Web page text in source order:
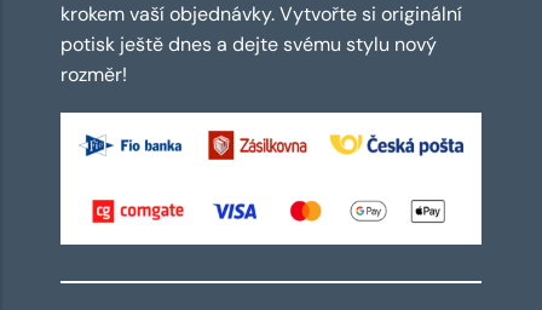
krokem vaší objednávky. Vytvořte si originální
potisk ještě dnes a dejte svému stylu nový
rozměr!